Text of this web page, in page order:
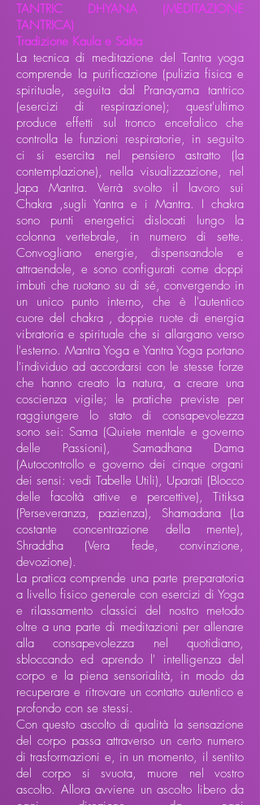
TANTRIC DHYANA (MEDITAZIONE
TANTRICA)
Tradizione Kaula e Sakta
​La tecnica di meditazione del Tantra yoga
comprende la purificazione (pulizia fisica e
spirituale, seguita dal Pranayama tantrico
(esercizi di respirazione); quest'ultimo
produce effetti sul tronco encefalico che
controlla le funzioni respiratorie, in seguito
ci si esercita nel pensiero astratto (la
contemplazione), nella visualizzazione, nel
Japa Mantra. Verrà svolto il lavoro sui
Chakra ,sugli Yantra e i Mantra. I chakra
sono punti energetici dislocati lungo la
colonna vertebrale, in numero di sette.
Convogliano energie, dispensandole e
attraendole, e sono configurati come doppi
imbuti che ruotano su di sé, convergendo in
un unico punto interno, che è l'autentico
cuore del chakra , doppie ruote di energia
vibratoria e spirituale che si allargano verso
l'esterno. Mantra Yoga e Yantra Yoga portano
l'individuo ad accordarsi con le stesse forze
che hanno creato la natura, a creare una
coscienza vigile; le pratiche previste per
raggiungere lo stato di consapevolezza
sono sei: Sama (Quiete mentale e governo
delle Passioni), Samadhana Dama
(Autocontrollo e governo dei cinque organi
dei sensi: vedi Tabelle Utili), Uparati (Blocco
delle facoltà attive e percettive), Titiksa
(Perseveranza, pazienza), Shamadana (La
costante concentrazione della mente),
Shraddha (Vera fede, convinzione,
devozione).
La pratica comprende una parte preparatoria
a livello fisico generale con esercizi di Yoga
e rilassamento classici del nostro metodo
oltre a una parte di meditazioni per allenare
alla consapevolezza nel quotidiano,
sbloccando ed aprendo l' intelligenza del
corpo e la piena sensorialità, in modo da
recuperare e ritrovare un contatto autentico e
profondo con se stessi.
Con questo ascolto di qualità la sensazione
del corpo passa attraverso un certo numero
di trasformazioni e, in un momento, il sentito
del corpo si svuota, muore nel vostro
ascolto. Allora avviene un ascolto libero da